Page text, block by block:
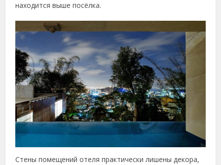
находится выше посёлка.
Стены помещений отеля практически лишены декора,